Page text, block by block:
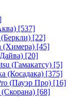
[537]
[22]
(Химера) [45]
[20]
(Гамакатсу) [5]
(Косадака) [375]
(Пауэр Про) [16]
[68]